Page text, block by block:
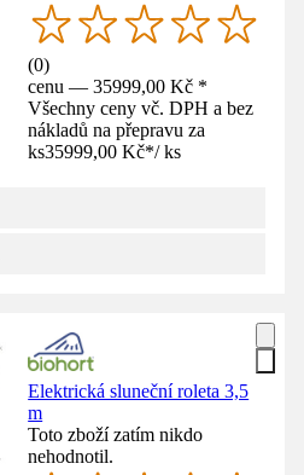
(0)
cenu — 35999,00 Kč *
Všechny ceny vč. DPH a bez
nákladů na přepravu za
ks35999,00 Kč*/ ks
Elektrická sluneční roleta 3,5
m
Toto zboží zatím nikdo
nehodnotil.